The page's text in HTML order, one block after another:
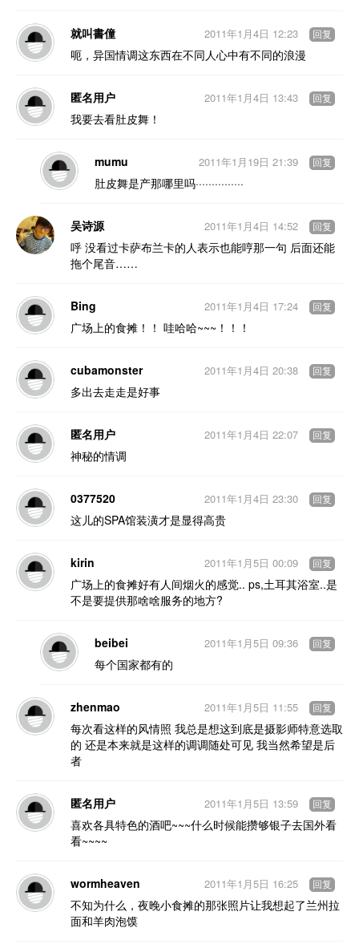
就叫書僮
呃，异国情调这东西在不同人心中有不同的浪漫
2011年1月4日 12:23 回复
匿名用户
我要去看肚皮舞！
2011年1月4日 13:43 回复
mumu
肚皮舞是产那哪里吗···············
2011年1月19日 21:39 回复
吴诗源
呼 没看过卡萨布兰卡的人表示也能哼那一句 后面还能
拖个尾音……
2011年1月4日 14:52 回复
Bing
广场上的食摊！！ 哇哈哈~~~！！！
2011年1月4日 17:24 回复
cubamonster
多出去走走是好事
2011年1月4日 20:38 回复
匿名用户
神秘的情调
2011年1月4日 22:07 回复
0377520
这儿的SPA馆装潢才是显得高贵
2011年1月4日 23:30 回复
kirin
广场上的食摊好有人间烟火的感觉.. ps,土耳其浴室..是
不是要提供那啥啥服务的地方?
2011年1月5日 00:09 回复
beibei
每个国家都有的
2011年1月5日 09:36 回复
zhenmao
每次看这样的风情照 我总是想这到底是摄影师特意选取
的 还是本来就是这样的调调随处可见 我当然希望是后
者
2011年1月5日 11:55 回复
匿名用户
喜欢各具特色的酒吧~~~什么时候能攒够银子去国外看
看~~~~
2011年1月5日 13:59 回复
wormheaven
不知为什么，夜晚小食摊的那张照片让我想起了兰州拉
面和羊肉泡馍
2011年1月5日 16:25 回复